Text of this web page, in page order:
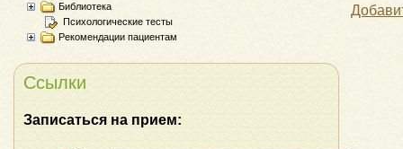
Библиотека
Психологические тесты
Рекомендации пациентам
Ссылки
Записаться на прием: